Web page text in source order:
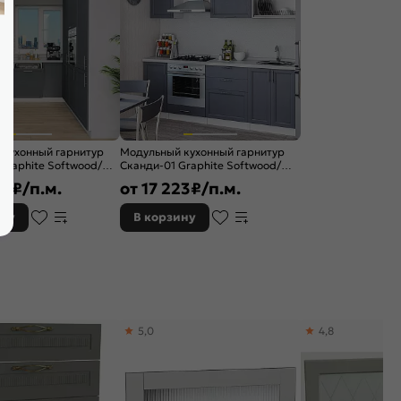
кухонный гарнитур
Graphite Softwood/
см
₽/п.м.
Модульный кухонный гарнитур
Сканди-01 Graphite Softwood/
Белый 2140x2200x600
от17 223₽/п.м.
В корзину
5,0 4,8